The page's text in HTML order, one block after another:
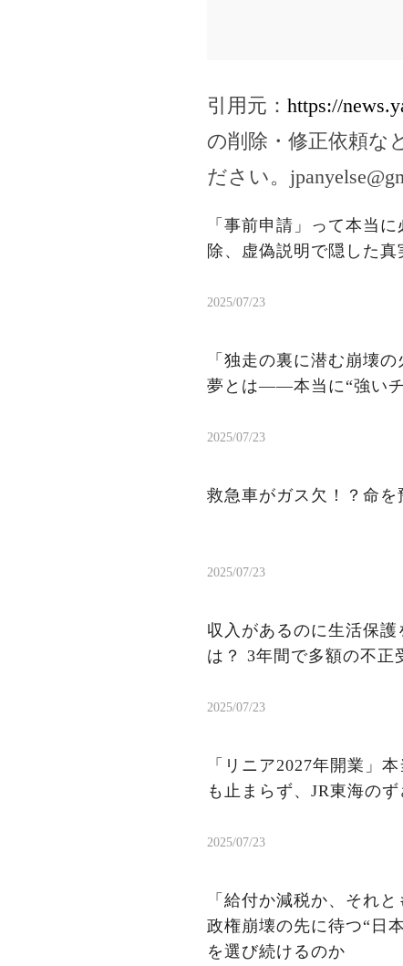
引用元： https://
の削除・修正依頼な
ださい。
「事前申請」って本当
除、虚偽説明で隠した真
2025/07/23
「独走の裏に潜む崩壊
夢とは——本当に“強いチ
2025/07/23
救急車がガス欠！？命
2025/07/23
収入があるのに生活保
は？ 3年間で多額の不正
2025/07/23
「リニア2027年開業」
も止まらず、JR東海の
2025/07/23
「給付か減税か、それ
政権崩壊の先に待つ“日
を選び続けるのか